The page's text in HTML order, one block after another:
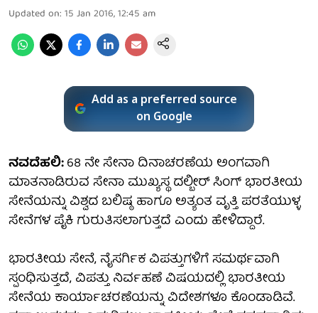
Updated on: 15 Jan 2016, 12:45 am
Add as a preferred source
on Google
ನವದೆಹಲಿ:68 ನೇ ಸೇನಾ ದಿನಾಚರಣೆಯ ಅಂಗವಾಗಿ
ಮಾತನಾಡಿರುವ ಸೇನಾ ಮುಖ್ಯಸ್ಥ ದಲ್ಬೀರ್ ಸಿಂಗ್ ಭಾರತೀಯ
ಸೇನೆಯನ್ನು ವಿಶ್ವದ ಬಲಿಷ್ಠ ಹಾಗೂ ಅತ್ಯಂತ ವೃತ್ತಿ ಪರತೆಯುಳ್ಳ
ಸೇನೆಗಳ ಪೈಕಿ ಗುರುತಿಸಲಾಗುತ್ತದೆ ಎಂದು ಹೇಳಿದ್ದಾರೆ.
ಭಾರತೀಯ ಸೇನೆ, ನೈಸರ್ಗಿಕ ವಿಪತ್ತುಗಳಿಗೆ ಸಮರ್ಥವಾಗಿ
ಸ್ಪಂಧಿಸುತ್ತದೆ, ವಿಪತ್ತು ನಿರ್ವಹಣೆ ವಿಷಯದಲ್ಲಿ ಭಾರತೀಯ
ಸೇನೆಯ ಕಾರ್ಯಾಚರಣೆಯನ್ನು ವಿದೇಶಗಳೂ ಕೊಂಡಾಡಿವೆ.